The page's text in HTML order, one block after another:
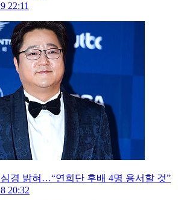
22:11
경 밝혀…“연희단 후배 4명 용서할 것”
20:32